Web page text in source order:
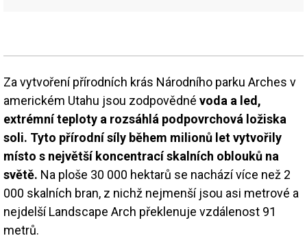
Za vytvoření přírodních krás Národního parku Arches v
americkém Utahu jsou zodpovědné voda a led,
extrémní teploty a rozsáhlá podpovrchová ložiska
soli. Tyto přírodní síly během milionů let vytvořily
místo s největší koncentrací skalních oblouků na
světě. Na ploše 30 000 hektarů se nachází více než 2
000 skalních bran, z nichž nejmenší jsou asi metrové a
nejdelší Landscape Arch překlenuje vzdálenost 91
metrů.